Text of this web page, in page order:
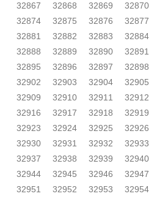
32867
32868 32869 32870
32874
32875 32876 32877
32881
32882 32883 32884
32888
32889 32890 32891
32895
32896 32897 32898
32902
32903 32904 32905
32909
32910 32911 32912
32916
32917 32918 32919
32923
32924 32925 32926
32930
32931 32932 32933
32937
32938 32939 32940
32944
32945 32946 32947
32951
32952 32953 32954